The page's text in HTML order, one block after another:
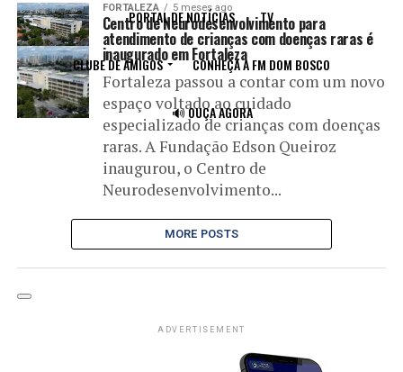
PORTAL DE NOTÍCIAS TV
CLUBE DE AMIGOS CONHEÇA A FM DOM BOSCO
🔊 OUÇA AGORA
FORTALEZA 5 meses ago
Centro de Neurodesenvolvimento para
atendimento de crianças com doenças raras é
inaugurado em Fortaleza
Fortaleza passou a contar com um novo
espaço voltado ao cuidado
especializado de crianças com doenças
raras. A Fundação Edson Queiroz
inaugurou, o Centro de
Neurodesenvolvimento...
MORE POSTS
ADVERTISEMENT